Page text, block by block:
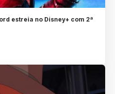
estreia no Disney+ com 2ª